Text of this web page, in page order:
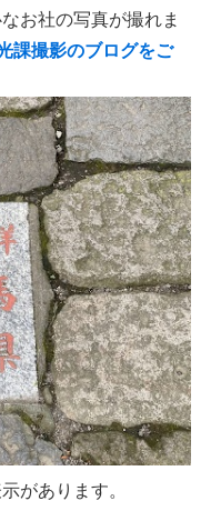
お社の写真が撮れま
課撮影のブログをご
があります。